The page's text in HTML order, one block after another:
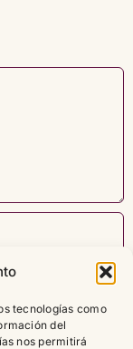
tecnologías como
del
nos permitirá